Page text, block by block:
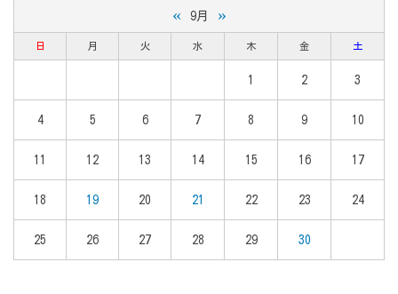
« 9月 »
日 月 火 水 木 金 土
1 2 3
4 5 6 7 8 9 10
11 12 13 14 15 16 17
18 19 20 21 22 23 24
25 26 27 28 29 30